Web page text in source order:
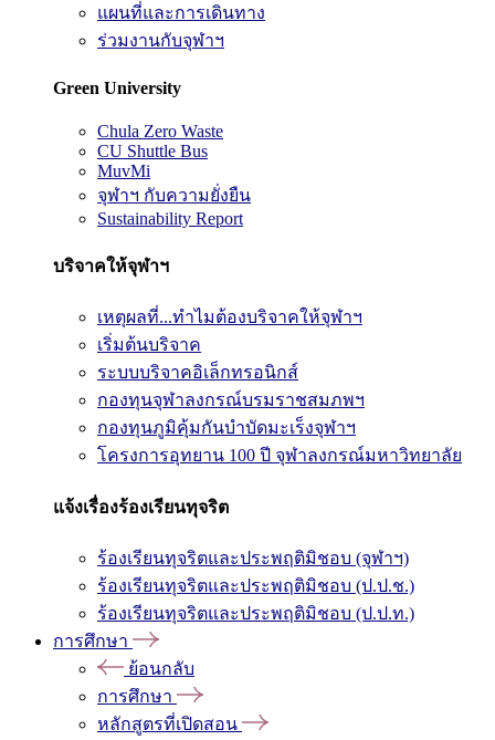
แผนที่และการเดินทาง
ร่วมงานกับจุฬาฯ
Green University
Chula Zero Waste
CU Shuttle Bus
MuvMi
จุฬาฯ กับความยั่งยืน
Sustainability Report
บริจาคให้จุฬาฯ
เหตุผลที่...ทำไมต้องบริจาคให้จุฬาฯ
เริ่มต้นบริจาค
ระบบบริจาคอิเล็กทรอนิกส์
กองทุนจุฬาลงกรณ์บรมราชสมภพฯ
กองทุนภูมิคุ้มกันบำบัดมะเร็งจุฬาฯ
โครงการอุทยาน 100 ปี จุฬาลงกรณ์มหาวิทยาลัย
แจ้งเรื่องร้องเรียนทุจริต
ร้องเรียนทุจริตและประพฤติมิชอบ (จุฬาฯ)
ร้องเรียนทุจริตและประพฤติมิชอบ (ป.ป.ช.)
ร้องเรียนทุจริตและประพฤติมิชอบ (ป.ป.ท.)
การศึกษา
ย้อนกลับ
การศึกษา
หลักสูตรที่เปิดสอน